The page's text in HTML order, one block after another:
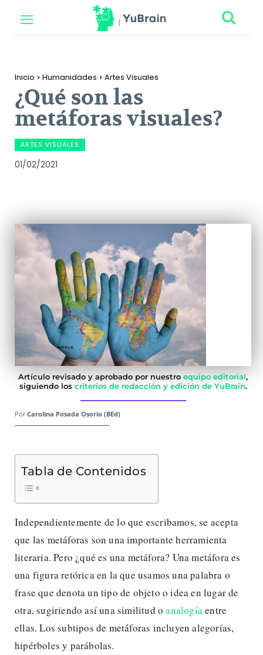
Inicio Humanidades Artes Visuales
¿Qué son las
metáforas visuales?
ARTES VISUALES
01/02/2021
Artículo revisado y aprobado por nuestro equipo editorial,
siguiendo los criterios de redacción y edición de YuBrain.
Por Carolina Posada Osorio (BEd)
Tabla de Contenidos
Independientemente de lo que escribamos, se acepta
que las metáforas son una importante herramienta
literaria. Pero ¿qué es una metáfora? Una metáfora es
una figura retórica en la que usamos una palabra o
frase que denota un tipo de objeto o idea en lugar de
otra, sugiriendo así una similitud oanalogíaentre
ellas. Los subtipos de metáforas incluyen alegorías,
hipérboles y parábolas.